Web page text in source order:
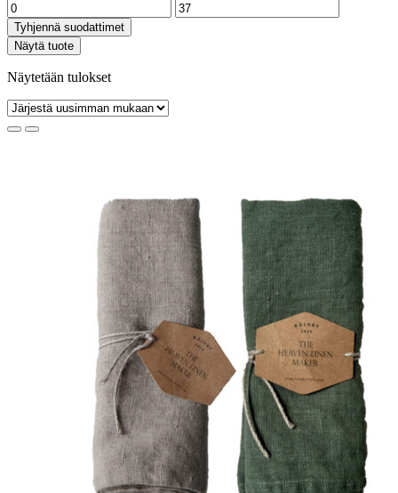
Tyhjennä suodattimet
Näytä tuote
Näytetään tulokset